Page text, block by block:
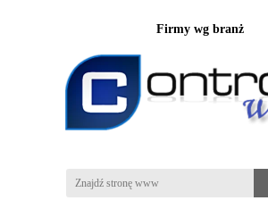
Firmy wg branż